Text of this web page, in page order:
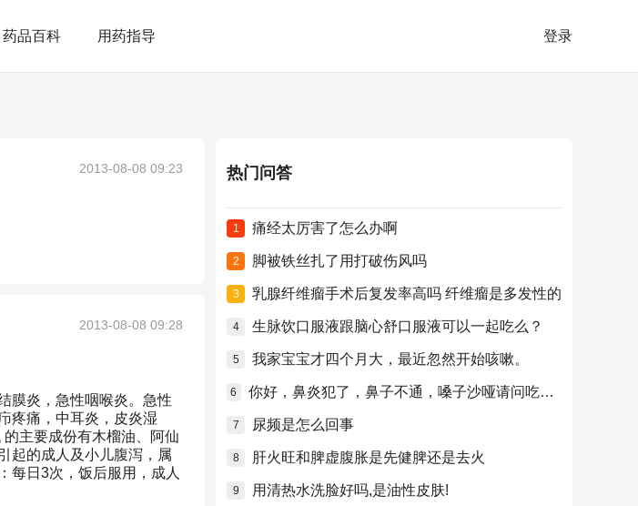
药品百科 用药指导 登录
2013-08-08 09:23
2013-08-08 09:28
膜炎，急性咽喉炎。急性
疼痛，中耳炎，皮炎湿
主要成份有木榴油、阿仙
起的成人及小儿腹泻，属
每日3次，饭后服用，成人
热门问答
1 痛经太厉害了怎么办啊
2 脚被铁丝扎了用打破伤风吗
3 乳腺纤维瘤手术后复发率高吗 纤维瘤是多发性的
4 生脉饮口服液跟脑心舒口服液可以一起吃么？
5 我家宝宝才四个月大，最近忽然开始咳嗽。
6 你好，鼻炎犯了，鼻子不通，嗓子沙哑请问吃什么药比较好？
7 尿频是怎么回事
8 肝火旺和脾虚腹胀是先健脾还是去火
9 用清热水洗脸好吗,是油性皮肤!